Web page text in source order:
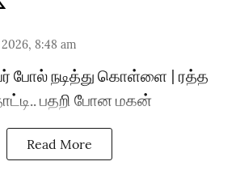
8:48 am
போல் நடித்து கொள்ளை | ரத்த
பதறி போன மகன்
Read More